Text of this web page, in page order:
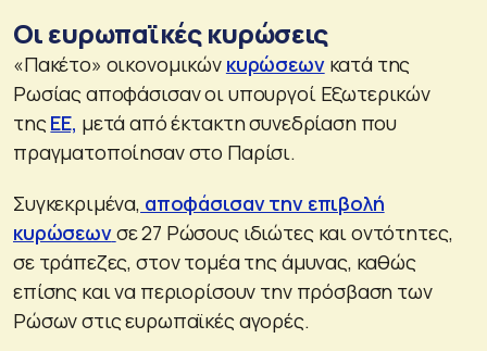
Οι ευρωπαϊκές κυρώσεις
«Πακέτο» οικονομικών κυρώσεων κατά της
Ρωσίας αποφάσισαν οι υπουργοί Εξωτερικών
τηςΕΕ, μετά από έκτακτη συνεδρίαση που
πραγματοποίησαν στο Παρίσι.
Συγκεκριμένα, αποφάσισαν την επιβολή
κυρώσεωνσε 27 Ρώσους ιδιώτες και οντότητες,
σε τράπεζες, στον τομέα της άμυνας, καθώς
επίσης και να περιορίσουν την πρόσβαση των
Ρώσων στις ευρωπαϊκές αγορές.